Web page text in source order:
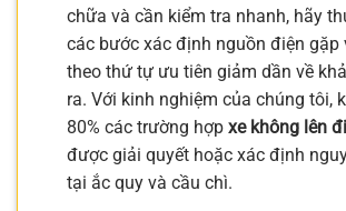
chữa và cần kiểm tra nhanh, hãy
các bước xác định nguồn điện gặp
theo thứ tự ưu tiên giảm dần về
ra. Với kinh nghiệm của chúng tôi,
80% các trường hợp xe không lên
được giải quyết hoặc xác định
tại ắc quy và cầu chì.